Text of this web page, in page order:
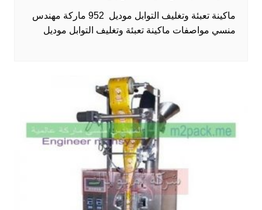
ماكينة تعبئة وتغليف التوابل موديل 952 ماركة مهندس
منسي مواصفات ماكينة تعبئة وتغليف التوابل موديل